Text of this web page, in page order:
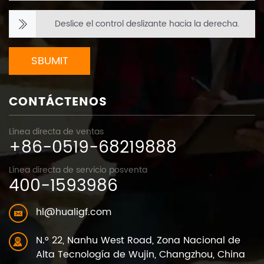
Deslice el control deslizante hacia la derecha.
SBUMIT
CONTÁCTENOS
Línea directa de ventas
+86-0519-68219888
Línea directa de servicio posventa
400-1593986
hl@hualigf.com
N.° 22, Nanhu West Road, Zona Nacional de
Alta Tecnología de Wujin, Changzhou, China